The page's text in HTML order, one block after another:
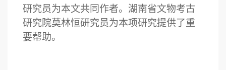
研究员为本文共同作者。湖南省文物考古
研究院莫林恒研究员为本项研究提供了重
要帮助。